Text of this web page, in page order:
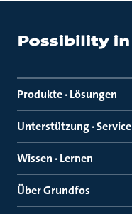
Produkte · Lösungen
Unterstützung · Service
Wissen · Lernen
Über Grundfos